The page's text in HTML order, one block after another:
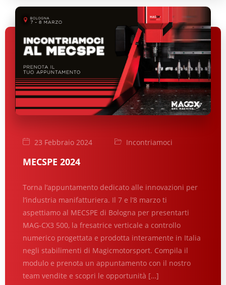
23 Febbraio 2024 Incontriamoci
MECSPE 2024
Torna l’appuntamento dedicato alle innovazioni per
l’industria manifatturiera. Il 7 e l’8 marzo ti
aspettiamo al MECSPE di Bologna per presentarti
MAG-CX3 500, la fresatrice verticale a controllo
numerico progettata e prodotta interamente in Italia
negli stabilimenti di Magicmotorsport. Compila il
modulo e prenota un appuntamento con il nostro
team vendite e scopri le opportunità […]